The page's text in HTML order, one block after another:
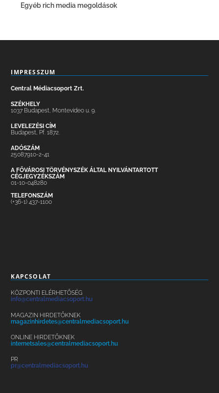
Egyéb rich media megoldások
IMPRESSZUM
Central Médiacsoport Zrt.
SZÉKHELY
1037 Budapest, Montevideo u. 9.
LEVELEZÉSI CÍM
Budapest, Pf. 1872.
ADÓSZÁM
25087910-2-41
A FŐVÁROSI TÖRVÉNYSZÉK ÁLTAL NYILVÁNTARTOTT
CÉGJEGYZÉKSZÁM
01-10-048280
TELEFONSZÁM
(+36-1) 437-1100
KAPCSOLAT
KÖZPONTI ELÉRHETŐSÉG
info@centralmediacsoport.hu
MAGAZIN HIRDETŐKNEK
magazinhirdetes@centralmediacsoport.hu
ONLINE HIRDETŐKNEK
internetsales@centralmediacsoport.hu
PR
pr@centralmediacsoport.hu